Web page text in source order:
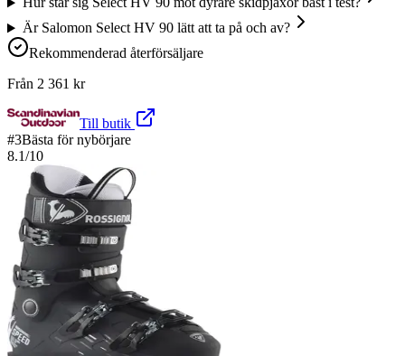
Är Salomon Select HV 90 lätt att ta på och av?
Rekommenderad återförsäljare
Från 2 361 kr
Till butik
#3Bästa för nybörjare
8.1/10